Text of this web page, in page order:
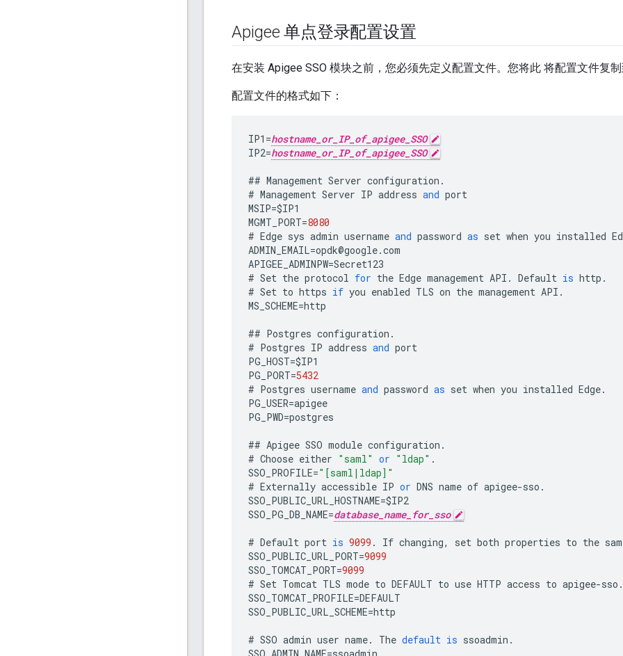
Apigee 单点登录配置设置
在安装 Apigee SSO 模块之前，您必须先定义配置文件。您将此 将配置文件复
配置文件的格式如下：
IP1 =hostname_or_IP_of_apigee_SSO
IP2=hostname_or_IP_of_apigee_SSO
## Management Server configuration .
# Management Server IP address and port
MSIP=$IP1
MGMT_PORT=8080
# Edge sys admin username and password as set when you installed
ADMIN_EMAIL=opdk@google.com
APIGEE_ADMINPW=Secret123
# Set the protocol for the Edge management API . Default is http .
# Set to https if you enabled TLS on the management API .
MS_SCHEME=http
## Postgres configuration .
# Postgres IP address and port
PG_HOST=$IP1
PG_PORT=5432
# Postgres username and password as set when you installed Edge.
PG_USER=apigee
PG_PWD=postgres
## Apigee SSO module configuration .
# Choose either "saml" or "ldap" .
SSO_PROFILE="[saml|ldap]"
# Externally accessible IP or DNS name of apigee-sso .
SSO_PUBLIC_URL_HOSTNAME=$IP2
SSO_PG_DB_NAME=database_name_for_sso
# Default port is 9099 . If changing, set both properties to the
SSO_PUBLIC_URL_PORT=9099
SSO_TOMCAT_PORT=9099
# Set Tomcat TLS mode to DEFAULT to use HTTP access to apigee-sso .
SSO_TOMCAT_PROFILE=DEFAULT
SSO_PUBLIC_URL_SCHEME=http
# SSO admin user name. The default is ssoadmin .